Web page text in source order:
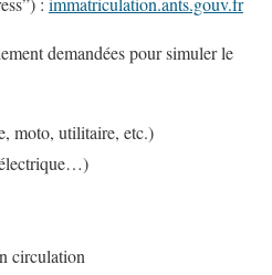
demandées pour simuler le
moto, utilitaire, etc.)
électrique…)
circulation